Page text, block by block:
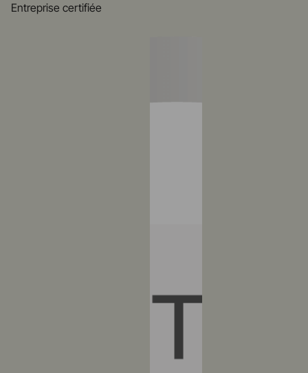
Entreprise certifiée